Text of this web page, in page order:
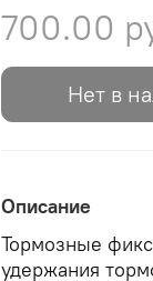
700.00
Нет в
Описание
Тормозные
удержания